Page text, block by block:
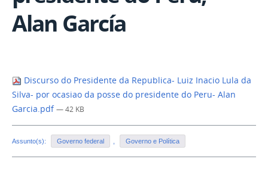
Alan García
Discurso do Presidente da Republica- Luiz Inacio Lula da
Silva- por ocasiao da posse do presidente do Peru- Alan
Garcia.pdf — 42 KB
Assunto(s): Governo federal Governo e Política